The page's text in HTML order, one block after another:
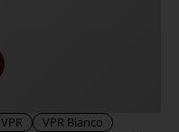
VPR VPR Blanco